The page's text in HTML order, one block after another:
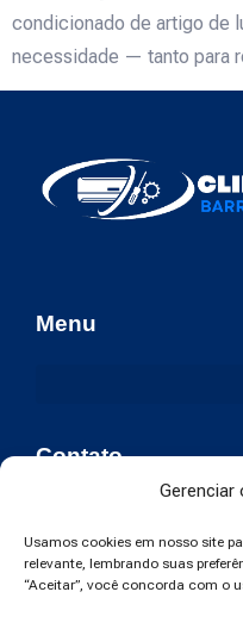
Gerenciar
Usamos cookies em nosso site
relevante, lembrando suas
“Aceitar”, você concorda com o
condicionado de artigo de
necessidade — tanto para
Menu
Contato
(21) 98612-6071